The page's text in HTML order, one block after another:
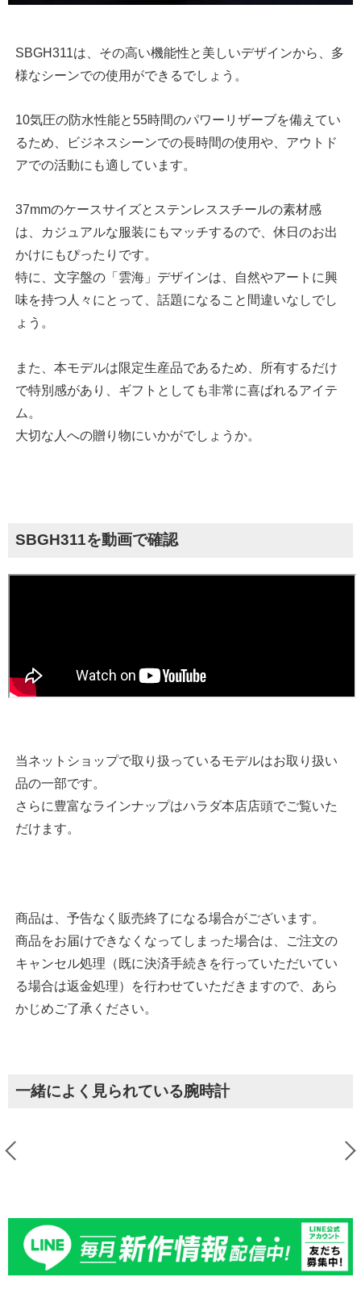
SBGH311は、その高い機能性と美しいデザインから、多
様なシーンでの使用ができるでしょう。
10気圧の防水性能と55時間のパワーリザーブを備えてい
るため、ビジネスシーンでの長時間の使用や、アウトド
アでの活動にも適しています。
37mmのケースサイズとステンレススチールの素材感
は、カジュアルな服装にもマッチするので、休日のお出
かけにもぴったりです。
特に、文字盤の「雲海」デザインは、自然やアートに興
味を持つ人々にとって、話題になること間違いなしでし
ょう。
また、本モデルは限定生産品であるため、所有するだけ
で特別感があり、ギフトとしても非常に喜ばれるアイテ
ム。
大切な人への贈り物にいかがでしょうか。
SBGH311を動画で確認
当ネットショップで取り扱っているモデルはお取り扱い
品の一部です。
さらに豊富なラインナップはハラダ本店店頭でご覧いた
だけます。
商品は、予告なく販売終了になる場合がございます。
商品をお届けできなくなってしまった場合は、ご注文の
キャンセル処理（既に決済手続きを行っていただいてい
る場合は返金処理）を行わせていただきますので、あら
かじめご了承ください。
一緒によく見られている腕時計